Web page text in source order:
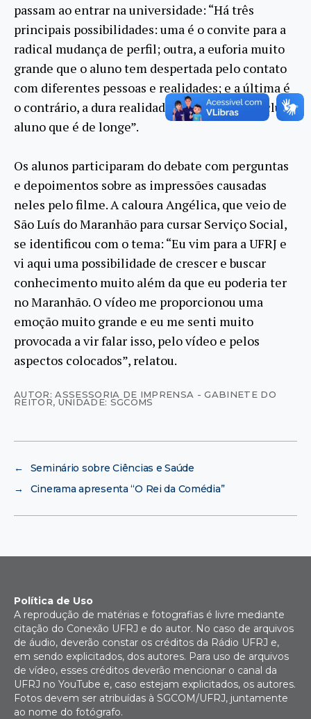
passam ao entrar na universidade: “Há três
principais possibilidades: uma é o convite para a
radical mudança de perfil; outra, a euforia muito
grande que o aluno tem despertada pelo contato
com diferentes pessoas e realidades; e a última é
o contrário, a dura realidade muitas vezes exclui o
aluno que é de longe”.
Os alunos participaram do debate com perguntas
e depoimentos sobre as impressões causadas
neles pelo filme. A caloura Angélica, que veio de
São Luís do Maranhão para cursar Serviço Social,
se identificou com o tema: “Eu vim para a UFRJ e
vi aqui uma possibilidade de crescer e buscar
conhecimento muito além da que eu poderia ter
no Maranhão. O vídeo me proporcionou uma
emoção muito grande e eu me senti muito
provocada a vir falar isso, pelo vídeo e pelos
aspectos colocados”, relatou.
AUTOR: ASSESSORIA DE IMPRENSA - GABINETE DO
REITOR,UNIDADE: SGCOMS
←
Seminário sobre Ciências e Saúde
→
Cinerama apresenta “O Rei da Comédia”
Política de Uso
A reprodução de matérias e fotografias é livre mediante
citação do Conexão UFRJ e do autor. No caso de arquivos
de áudio, deverão constar os créditos da Rádio UFRJ e,
em sendo explicitados, dos autores. Para uso de arquivos
de vídeo, esses créditos deverão mencionar o canal da
UFRJ no YouTube e, caso estejam explicitados, os autores.
Fotos devem ser atribuídas à SGCOM/UFRJ, juntamente
ao nome do fotógrafo.